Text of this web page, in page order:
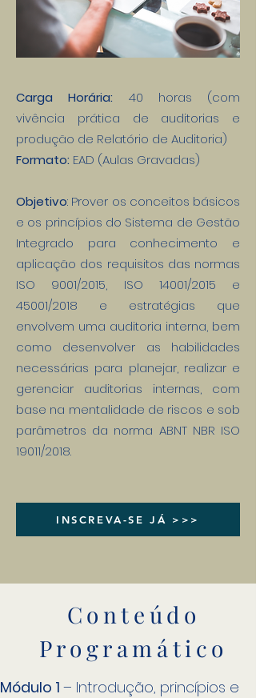
Carga Horária: 40 horas (com
vivência prática de auditorias e
produção de Relatório de Auditoria)
Formato: EAD (Aulas Gravadas)
Objetivo: Prover os conceitos básicos
e os princípios do Sistema de Gestão
Integrado para conhecimento e
aplicação dos requisitos das normas
ISO 9001/2015, ISO 14001/2015 e
45001/2018 e estratégias que
envolvem uma auditoria interna, bem
como desenvolver as habilidades
necessárias para planejar, realizar e
gerenciar auditorias internas, com
base na mentalidade de riscos e sob
parâmetros da norma ABNT NBR ISO
19011/2018.
INSCREVA-SE JÁ >>>
Conteúdo
Programático
Módulo 1 – Introdução, princípios e